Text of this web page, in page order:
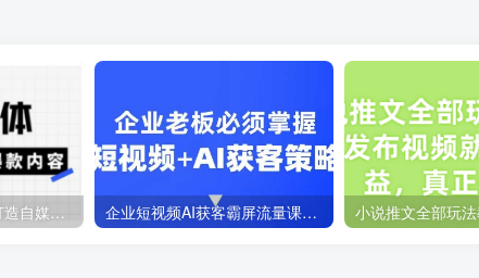
Ai自媒体实操课，AI打造自媒体爆款内容 企业短视频AI获客霸屏流量课，6步短视频+AI突围法，3大霸屏抢客策略